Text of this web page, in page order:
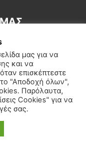
Διεθνή Κοινωνία
μας για να
και να
επισκέπτεστε
"Αποδοχή όλων",
Παρόλαυτα,
Cookies" για να
σας.